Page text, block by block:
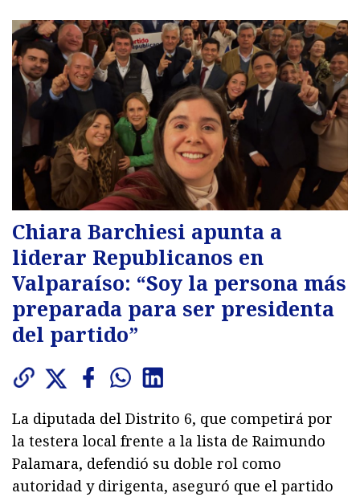
Chiara Barchiesi apunta a
liderar Republicanos en
Valparaíso: “Soy la persona más
preparada para ser presidenta
del partido”
La diputada del Distrito 6, que competirá por
la testera local frente a la lista de Raimundo
Palamara, defendió su doble rol como
autoridad y dirigenta, aseguró que el partido